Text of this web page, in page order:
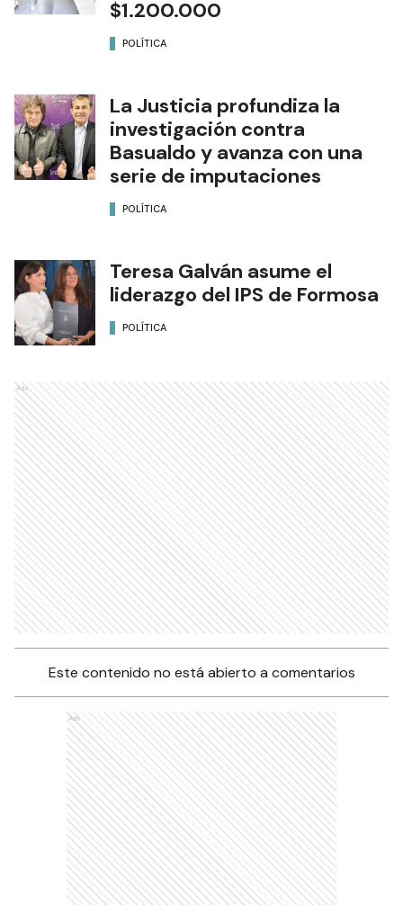
$1.200.000
POLÍTICA
La Justicia profundiza la
investigación contra
Basualdo y avanza con una
serie de imputaciones
POLÍTICA
Teresa Galván asume el
liderazgo del IPS de Formosa
POLÍTICA
Ads
Este contenido no está abierto a comentarios
Ads